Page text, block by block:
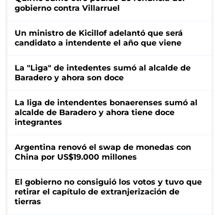
gobierno contra Villarruel
Un ministro de Kicillof adelantó que será
candidato a intendente el año que viene
La "Liga" de intedentes sumó al alcalde de
Baradero y ahora son doce
La liga de intendentes bonaerenses sumó al
alcalde de Baradero y ahora tiene doce
integrantes
Argentina renovó el swap de monedas con
China por US$19.000 millones
El gobierno no consiguió los votos y tuvo que
retirar el capítulo de extranjerización de
tierras